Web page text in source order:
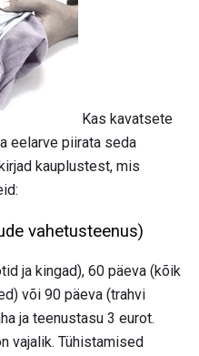
Kas kavatsete
eelarve piirata seda
kauplustest, mis
vahetusteenus)
ja kingad), 60 päeva (kõik
või 90 päeva (trahvi
ja teenustasu 3 eurot.
vajalik. Tühistamised